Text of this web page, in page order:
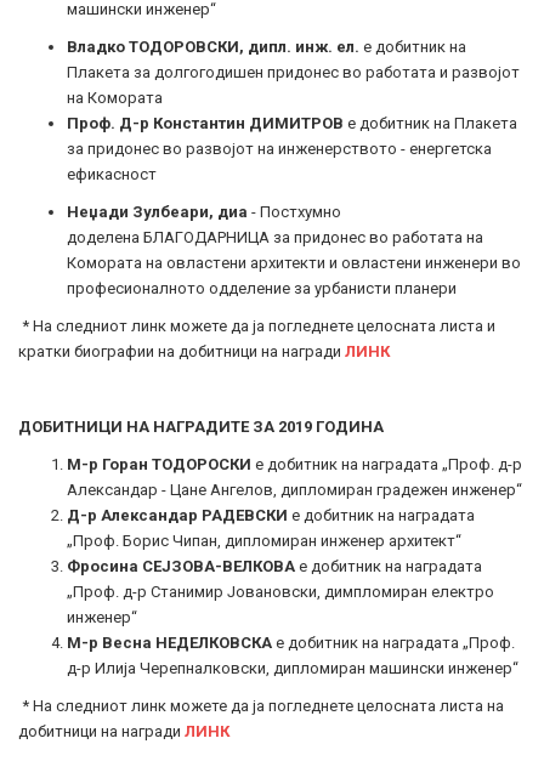
машински инженер“
Владко ТОДОРОВСКИ, дипл. инж. ел. е добитник на
Плакета за долгогодишен придонес во работата и развојот
на Комората
Проф. Д-р Константин ДИМИТРОВ е добитник на Плакета
за придонес во развојот на инженерството - енергетска
ефикасност
Неџади Зулбеари, диа - Постхумно
доделена БЛАГОДАРНИЦА за придонес во работата на
Комората на овластeни архитекти и овластeни инженери во
професионалното одделение за урбанисти планери
* На следниот линк можете да ја погледнете целосната листа и
кратки биографии на добитници на награди ЛИНК
ДОБИТНИЦИ НА НАГРАДИТЕ ЗА 2019 ГОДИНА
М-р Горан ТОДОРОСКИ е добитник на наградата „Проф. д-р
Александар - Цане Ангелов, дипломиран градежен инженер“
Д-р Александар РАДЕВСКИ е добитник на наградата
„Проф. Борис Чипан, дипломиран инженер архитект“
Фросина СЕЈЗОВА-ВЕЛКОВА е добитник на наградата
„Проф. д-р Станимир Јовановски, димпломиран електро
инженер“
М-р Весна НЕДЕЛКОВСКА е добитник на наградата „Проф.
д-р Илија Черепналковски, дипломиран машински инженер“
* На следниот линк можете да ја погледнете целосната листа на
добитници на награди ЛИНК